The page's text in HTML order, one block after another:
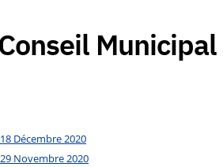
Municipal
Décembre 2020
Novembre 2020